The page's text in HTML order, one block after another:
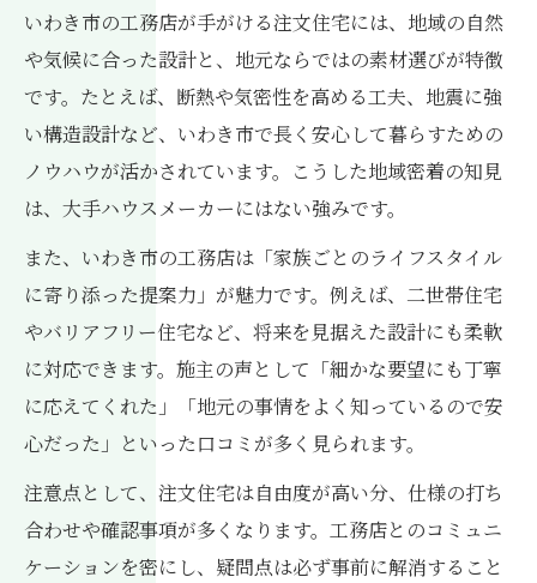
いわき市の工務店が手がける注文住宅には、地域の自然
や気候に合った設計と、地元ならではの素材選びが特徴
です。たとえば、断熱や気密性を高める工夫、地震に強
い構造設計など、いわき市で長く安心して暮らすための
ノウハウが活かされています。こうした地域密着の知見
は、大手ハウスメーカーにはない強みです。
また、いわき市の工務店は「家族ごとのライフスタイル
に寄り添った提案力」が魅力です。例えば、二世帯住宅
やバリアフリー住宅など、将来を見据えた設計にも柔軟
に対応できます。施主の声として「細かな要望にも丁寧
に応えてくれた」「地元の事情をよく知っているので安
心だった」といった口コミが多く見られます。
注意点として、注文住宅は自由度が高い分、仕様の打ち
合わせや確認事項が多くなります。工務店とのコミュニ
ケーションを密にし、疑問点は必ず事前に解消すること